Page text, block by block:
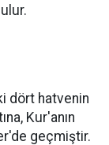
dört hatvenin
Kur'anın
geçmiştir.